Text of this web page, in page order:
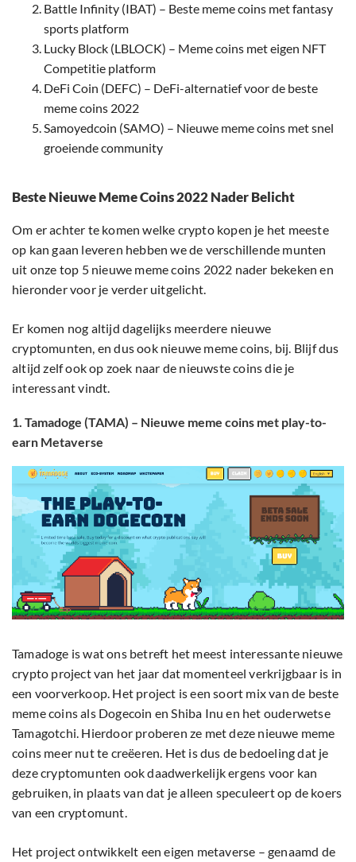
Battle Infinity (IBAT) – Beste meme coins met fantasy
sports platform
Lucky Block (LBLOCK) – Meme coins met eigen NFT
Competitie platform
DeFi Coin (DEFC) – DeFi-alternatief voor de beste
meme coins 2022
Samoyedcoin (SAMO) – Nieuwe meme coins met snel
groeiende community
Beste Nieuwe Meme Coins 2022 Nader Belicht
Om er achter te komen welke crypto kopen je het meeste
op kan gaan leveren hebben we de verschillende munten
uit onze top 5 nieuwe meme coins 2022 nader bekeken en
hieronder voor je verder uitgelicht.
Er komen nog altijd dagelijks meerdere nieuwe
cryptomunten, en dus ook nieuwe meme coins, bij. Blijf dus
altijd zelf ook op zoek naar de nieuwste coins die je
interessant vindt.
1. Tamadoge (TAMA) – Nieuwe meme coins met play-to-
earn Metaverse
Tamadoge is wat ons betreft het meest interessante nieuwe
crypto project van het jaar dat momenteel verkrijgbaar is in
een voorverkoop. Het project is een soort mix van de beste
meme coins als Dogecoin en Shiba Inu en het ouderwetse
Tamagotchi. Hierdoor proberen ze met deze nieuwe meme
coins meer nut te creëeren. Het is dus de bedoeling dat je
deze cryptomunten ook daadwerkelijk ergens voor kan
gebruiken, in plaats van dat je alleen speculeert op de koers
van een cryptomunt.
Het project ontwikkelt een eigen metaverse – genaamd de